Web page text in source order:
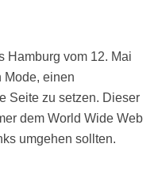
Hamburg vom 12. Mai
Mode, einen
Seite zu setzen. Dieser
dem World Wide Web
umgehen sollten.